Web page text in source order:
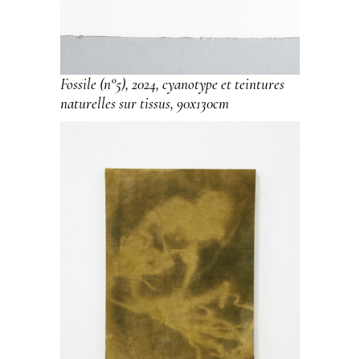
Fossile (n°5), 2024, cyanotype et teintures
naturelles sur tissus, 90x130cm